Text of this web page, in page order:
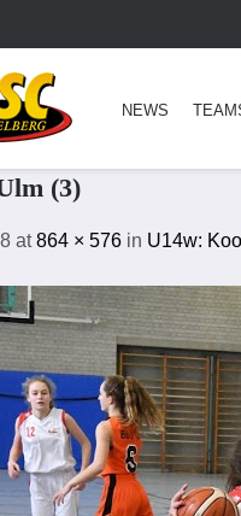
NEWS
(3)
at864 × 576 in U14w: